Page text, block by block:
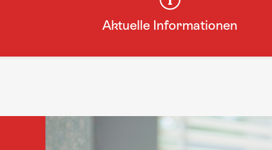
Aktuelle Informationen